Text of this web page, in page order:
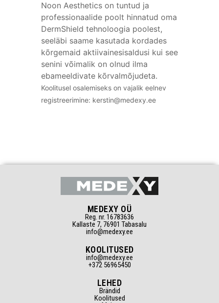
Noon Aesthetics on tuntud ja
professionaalide poolt hinnatud oma
DermShield tehnoloogia poolest,
seeläbi saame kasutada kordades
kõrgemaid aktiivainesisaldusi kui see
senini võimalik on olnud ilma
ebameeldivate kõrvalmõjudeta.
Koolitusel osalemiseks on vajalik eelnev
registreerimine: kerstin@medexy.ee
MEDEXY OÜ
Reg. nr. 16783636
Kallaste 7, 76901 Tabasalu
info@medexy.ee
KOOLITUSED
info@medexy.ee
+372 56965450
LEHED
Brändid
Koolitused